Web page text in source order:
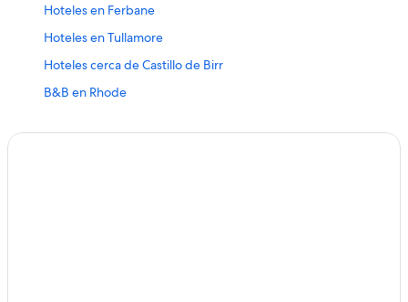
Hoteles en Ferbane
Hoteles en Tullamore
Hoteles cerca de Castillo de Birr
B&B en Rhode